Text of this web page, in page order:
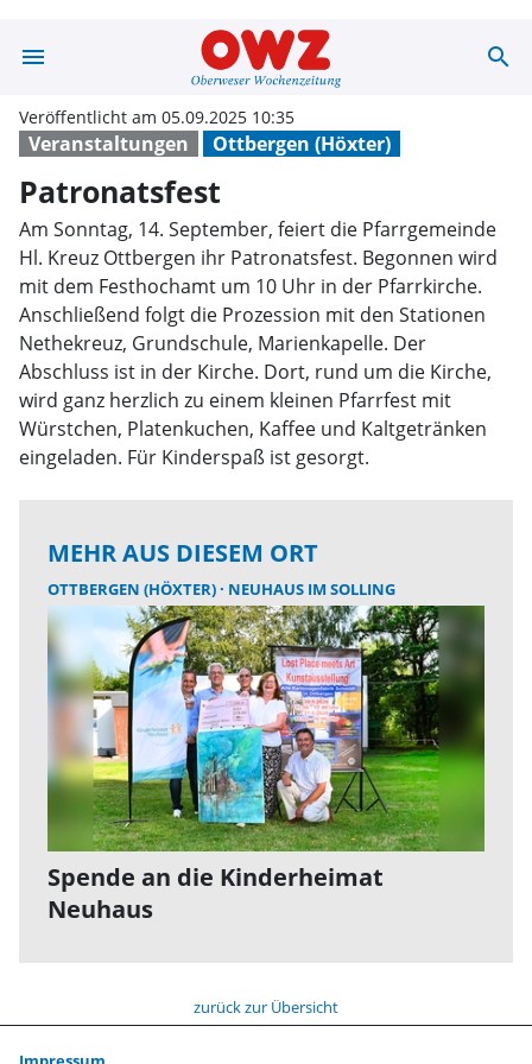
menu Patronatsfest |search
Veranstaltungen Ottbergen (Höxter)
Veröffentlicht am 05.09.2025 10:35
Patronatsfest
Am Sonntag, 14. September, feiert die Pfarrgemeinde
Hl. Kreuz Ottbergen ihr Patronatsfest. Begonnen wird
mit dem Festhochamt um 10 Uhr in der Pfarrkirche.
Anschließend folgt die Prozession mit den Stationen
Nethekreuz, Grundschule, Marienkapelle. Der
Abschluss ist in der Kirche. Dort, rund um die Kirche,
wird ganz herzlich zu einem kleinen Pfarrfest mit
Würstchen, Platenkuchen, Kaffee und Kaltgetränken
eingeladen. Für Kinderspaß ist gesorgt.
MEHR AUS DIESEM ORT
OTTBERGEN (HÖXTER) NEUHAUS IM SOLLING
Spende an die Kinderheimat
Neuhaus
zurück zur Übersicht